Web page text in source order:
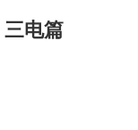
电篇